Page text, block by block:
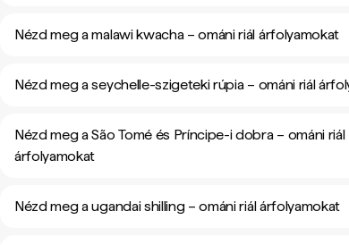
Nézd meg a malawi kwacha – ománi riál árfolyamokat
Nézd meg a seychelle-szigeteki rúpia – ománi riál
Nézd meg a São Tomé és Príncipe-i dobra – ománi riál
árfolyamokat
Nézd meg a ugandai shilling – ománi riál árfolyamokat